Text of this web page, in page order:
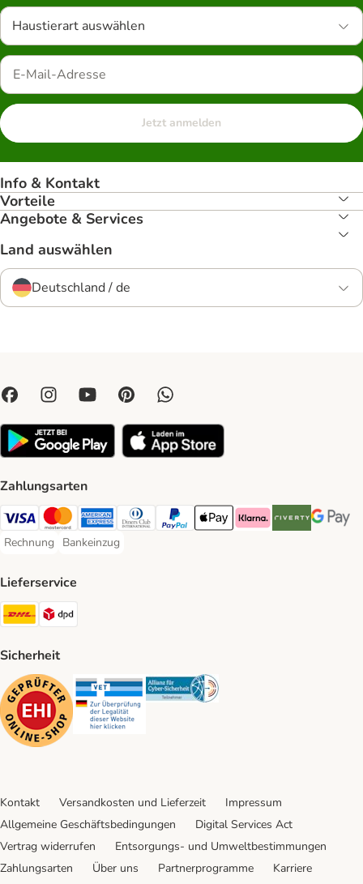
Haustierart auswählen
Jetzt anmelden
Info & Kontakt
Vorteile
Angebote & Services
Land auswählen
Deutschland / de
Zahlungsarten
Visa Payment Method
Mastercard Payment Method
American Express Payment Method
Diners Club Payment Method
PayPal Payment Method
Apple Pay Payment Method
Klarna Payment Method
Riverty Payment
Google
Rechnung
Rechnung Payment Method
Bankeinzug
Bankeinzug Payment Method
Lieferservice
DHL Shipping Method
Sicherheit
Security Security Security
Kontakt Versandkosten und Lieferzeit
Impressum
Allgemeine Geschäftsbedingungen
Digital Services Act
Vertrag widerrufen
Entsorgungs- und Umweltbestimmungen
Zahlungsarten
Über uns Partnerprogramme
Karriere